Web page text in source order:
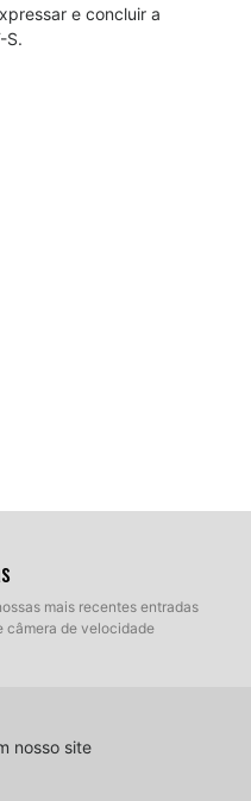
e concluir a
S.
mais recentes entradas
câmera de velocidade
nosso site